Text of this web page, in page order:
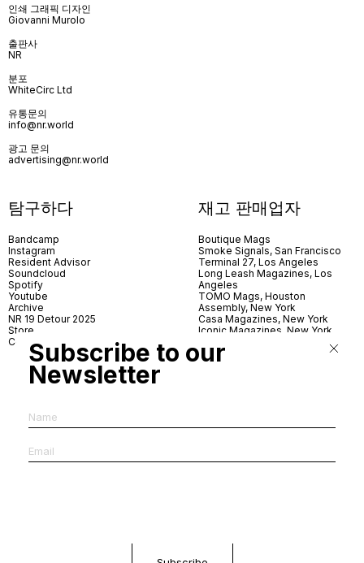
인쇄 그래픽 디자인
Giovanni Murolo
출판사
NR
분포
WhiteCirc Ltd
유통문의
info@nr.world
광고 문의
advertising@nr.world
탐구하다
Bandcamp
Instagram
Resident Advisor
Soundcloud
Spotify
Youtube
Archive
NR 19 Detour 2025
Store
Contact
재고 판매업자
Boutique Mags
Smoke Signals, San Francisco
Terminal 27, Los Angeles
Long Leash Magazines, Los
Angeles
TOMO Mags, Houston
Assembly, New York
Casa Magazines, New York
Iconic Magazines, New York
Village Books, Leeds
Village Books, Manchester
Dorbeetle, Hangzhou
World Magazines, Seoul
Subscribe to our
Newsletter